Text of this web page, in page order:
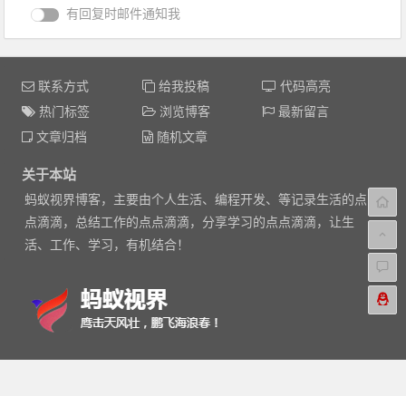
有回复时邮件通知我
联系方式 给我投稿
代码高亮
热门标签
浏览博客
最新留言
文章归档
随机文章
关于本站
蚂蚁视界博客，主要由个人生活、编程开发、等记录生活的点
点滴滴，总结工作的点点滴滴，分享学习的点点滴滴，让生
活、工作、学习，有机结合！